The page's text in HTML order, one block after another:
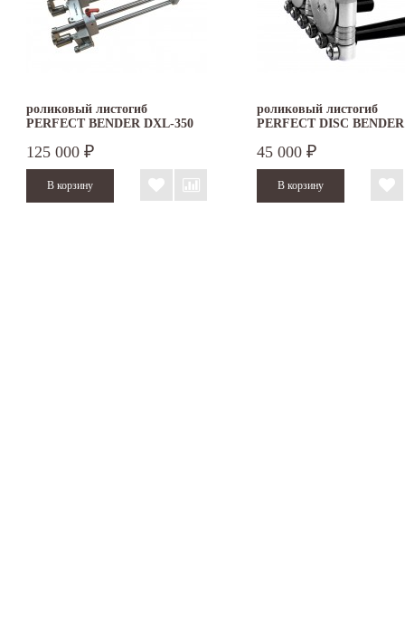
роликовый листогиб
PERFECT BENDER DXL-350
125 000 ₽
роликовый листогиб
PERFECT DISC
45 000 ₽